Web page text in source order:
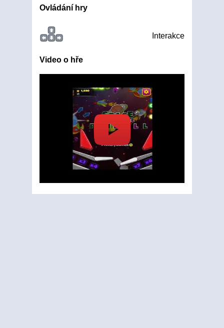
Ovládání hry
Interakce
Video o hře